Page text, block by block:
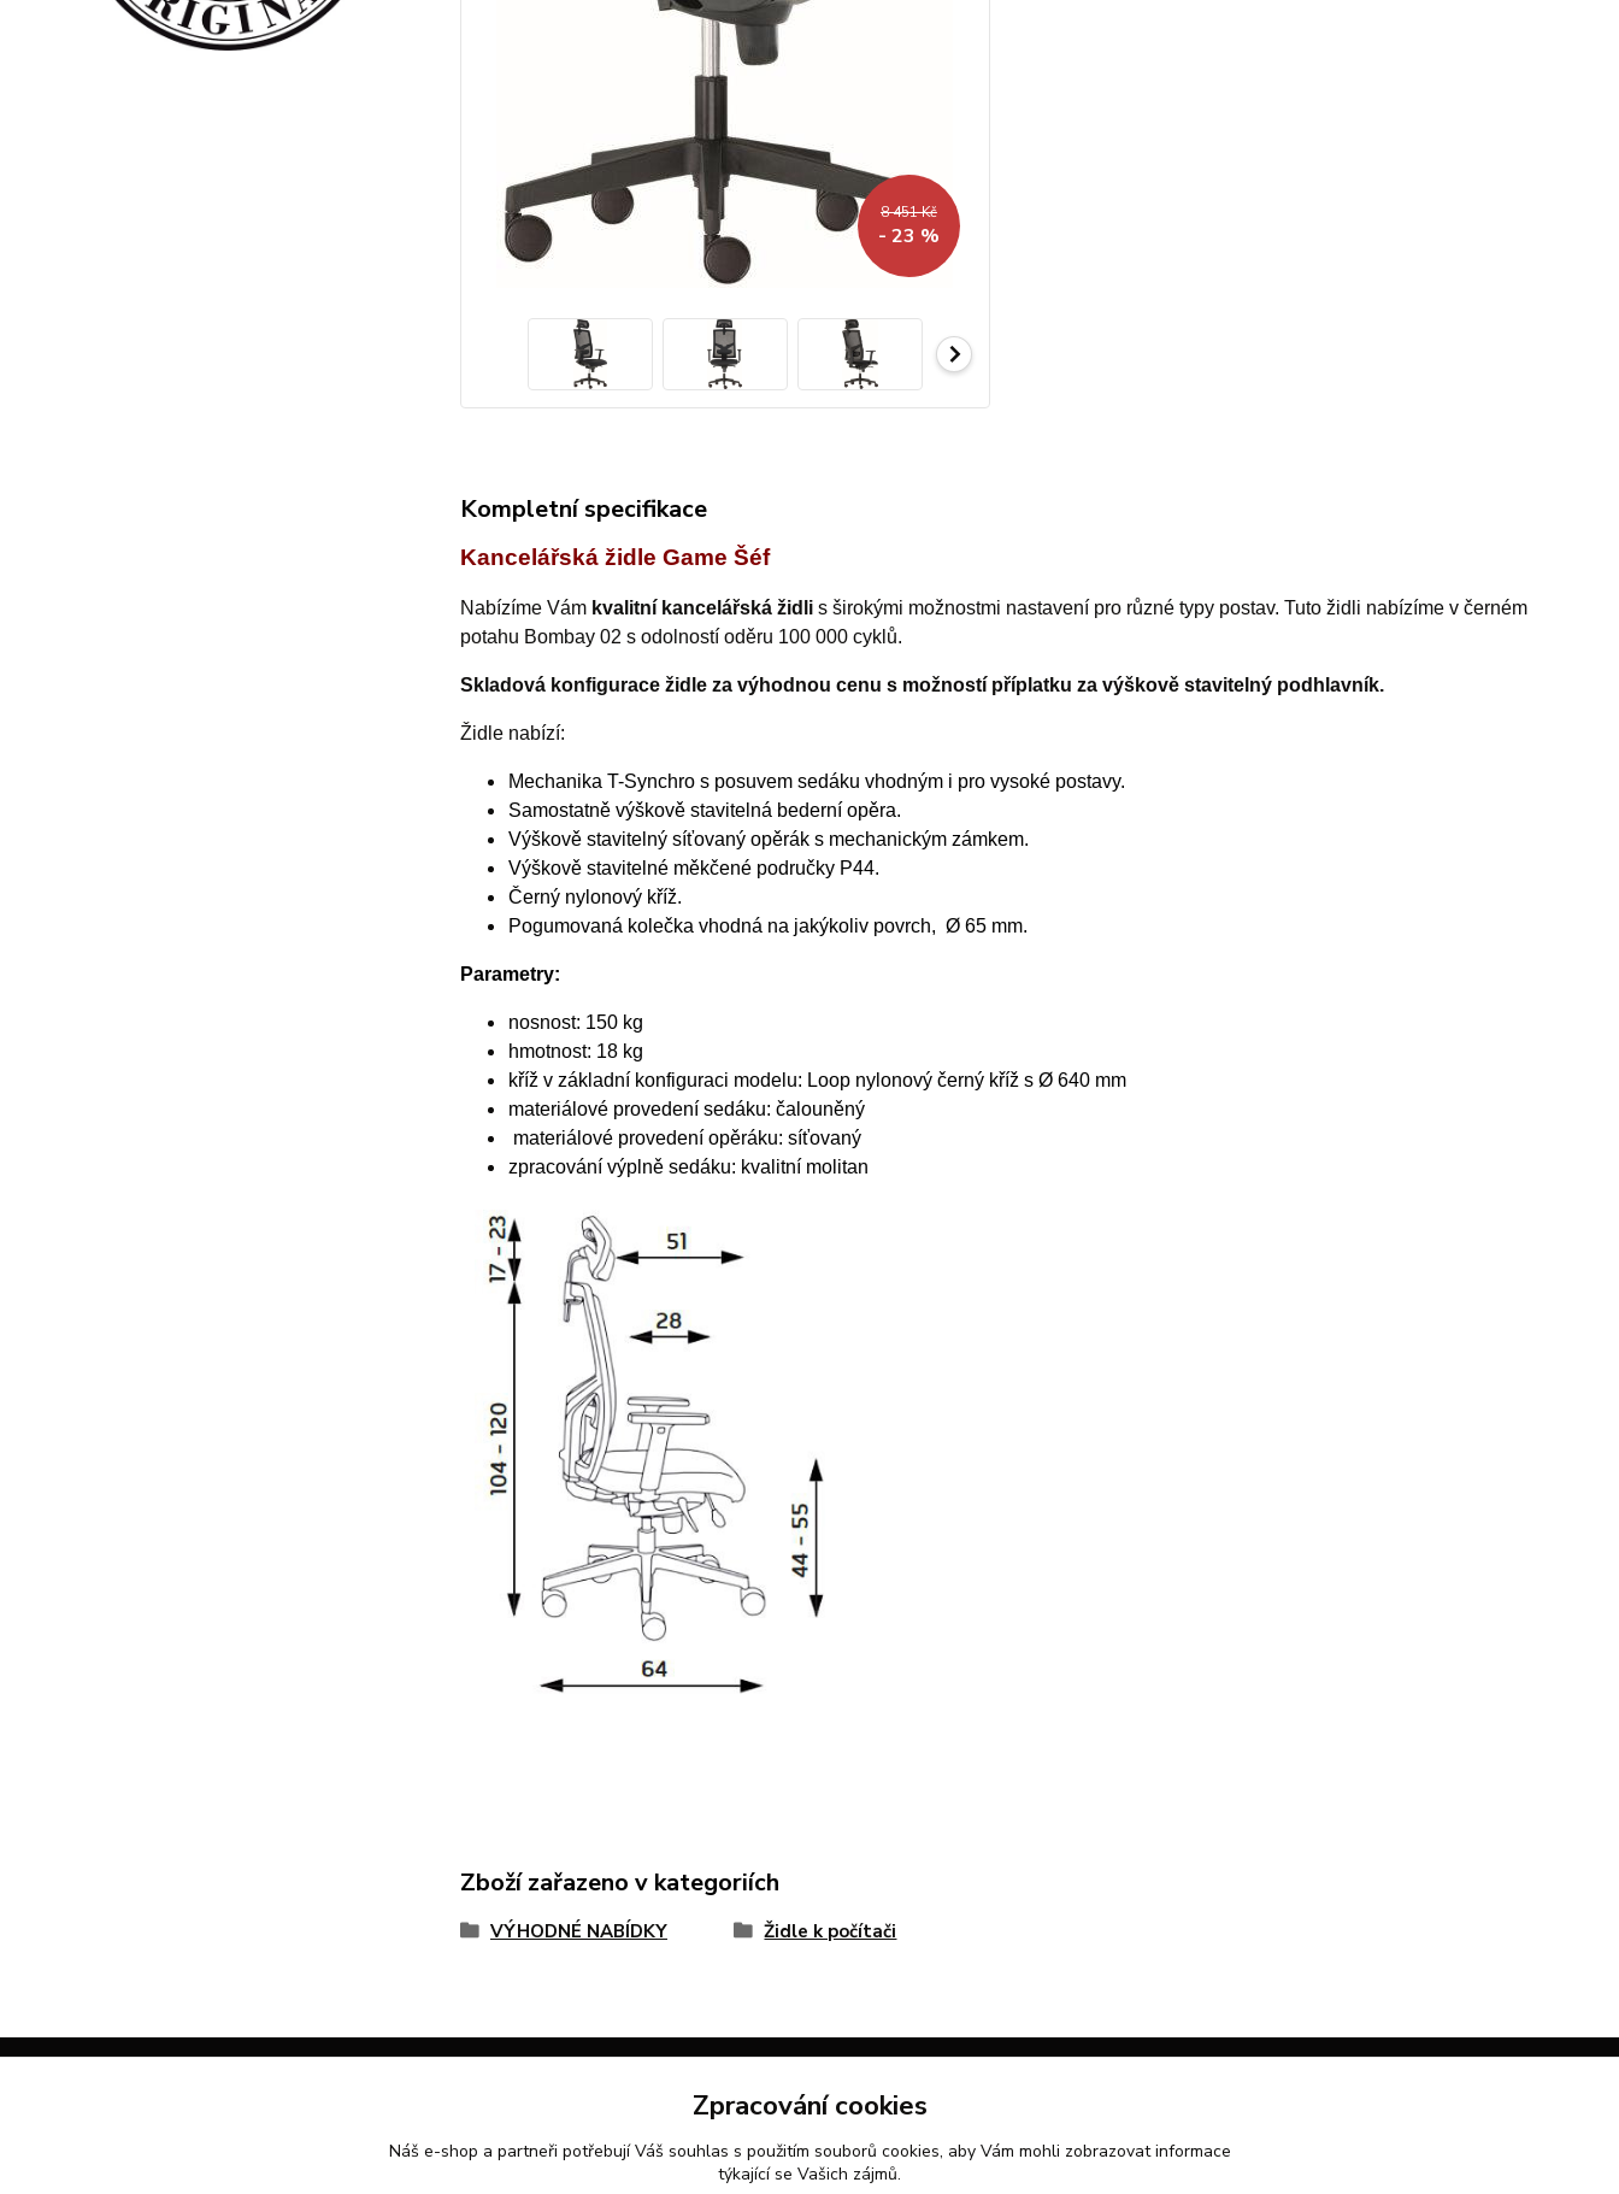
8 451 Kč
- 23 %
Kompletní specifikace
Kancelářská židle Game Šéf
Nabízíme Vám kvalitní kancelářská židli s širokými možnostmi nastavení pro různé typy postav. Tuto židli nabízíme v černém
potahu Bombay 02 s odolností oděru 100 000 cyklů.
Skladová konfigurace židle za výhodnou cenu s možností příplatku za výškově stavitelný podhlavník.
Židle nabízí:
Mechanika T-Synchro s posuvem sedáku vhodným i pro vysoké postavy.
Samostatně výškově stavitelná bederní opěra.
Výškově stavitelný síťovaný opěrák s mechanickým zámkem.
Výškově stavitelné měkčené područky P44.
Černý nylonový kříž.
Pogumovaná kolečka vhodná na jakýkoliv povrch, Ø 65 mm.
Parametry:
nosnost: 150 kg
hmotnost: 18 kg
kříž v základní konfiguraci modelu: Loop nylonový černý kříž s Ø 640 mm
materiálové provedení sedáku: čalouněný
materiálové provedeníopěráku: síťovaný
zpracování výplně sedáku: kvalitní molitan
Zboží zařazeno v kategoriích
VÝHODNÉ NABÍDKY Židle k počítači
Zpracování cookies
Náš e-shop a partneři potřebují Váš souhlas s použitím souborů cookies, aby Vám mohli zobrazovat informace
týkající se Vašich zájmů.